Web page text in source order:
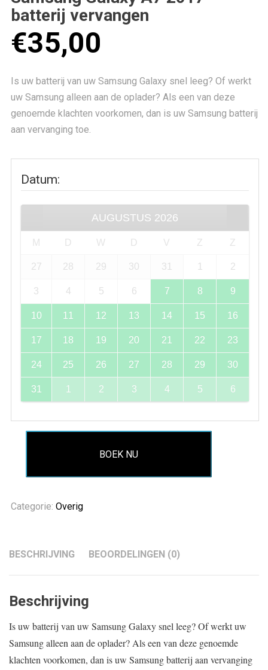
batterij vervangen
€35,00
Is uw batterij van uw Samsung Galaxy snel leeg? Of werkt
uw Samsung alleen aan de oplader? Als een van deze
genoemde klachten voorkomen, dan is uw Samsung batterij
aan vervanging toe.
Datum:
AUGUSTUS 2026
M D W D V Z Z
27 28 29 30 31 1 2
3 4 5 6 7 8 9
10 11 12 13 14 15 16
17 18 19 20 21 22 23
24 25 26 27 28 29 30
31 1 2 3 4 5 6
BOEK NU
Categorie: Overig
BESCHRIJVING BEOORDELINGEN (0)
Beschrijving
Is uw batterij van uw Samsung Galaxy snel leeg? Of werkt uw
Samsung alleen aan de oplader? Als een van deze genoemde
klachten voorkomen, dan is uw Samsung batterij aan vervanging